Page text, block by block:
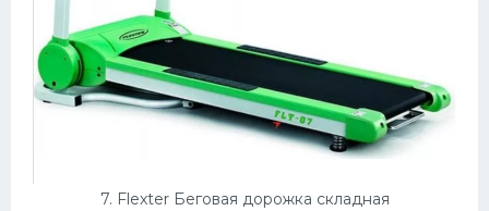
7. Flexter Беговая дорожка складная